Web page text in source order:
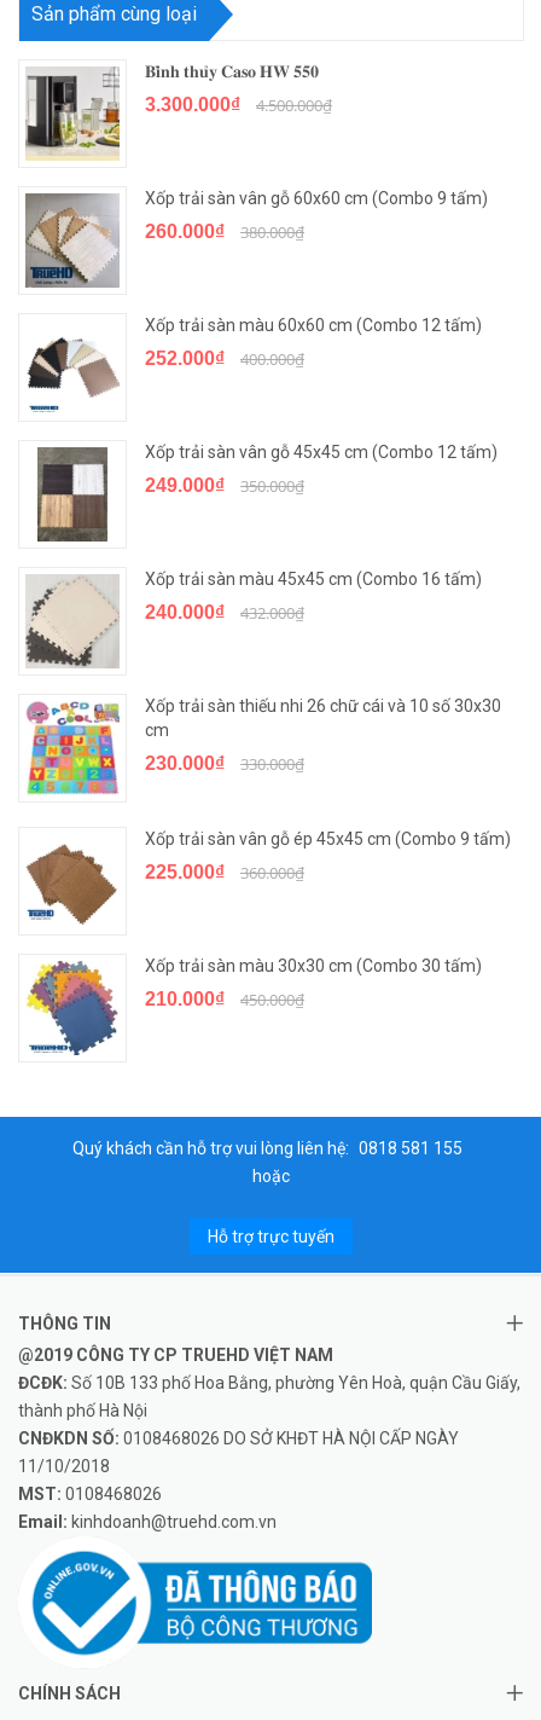
Sản phẩm cùng loại
𝐁𝐢̀𝐧𝐡 𝐭𝐡𝐮̉𝐲 𝐂𝐚𝐬𝐨 𝐇𝐖 𝟓𝟓𝟎
3.300.000₫ 4.500.000₫
Xốp trải sàn vân gỗ 60x60 cm (Combo 9 tấm)
260.000₫ 380.000₫
Xốp trải sàn màu 60x60 cm (Combo 12 tấm)
252.000₫ 400.000₫
Xốp trải sàn vân gỗ 45x45 cm (Combo 12 tấm)
249.000₫ 350.000₫
Xốp trải sàn màu 45x45 cm (Combo 16 tấm)
240.000₫ 432.000₫
Xốp trải sàn thiếu nhi 26 chữ cái và 10 số 30x30
cm
230.000₫ 330.000₫
Xốp trải sàn vân gỗ ép 45x45 cm (Combo 9 tấm)
225.000₫ 360.000₫
Xốp trải sàn màu 30x30 cm (Combo 30 tấm)
210.000₫ 450.000₫
Quý khách cần hỗ trợ vui lòng liên hệ: 0818 581 155
hoặc
Hỗ trợ trực tuyến
THÔNG TIN
@2019 CÔNG TY CP TRUEHD VIỆT NAM
ĐCĐK: Số 10B 133 phố Hoa Bằng, phường Yên Hoà, quận Cầu Giấy,
thành phố Hà Nội
CNĐKDN SỐ: 0108468026 DO SỞ KHĐT HÀ NỘI CẤP NGÀY
11/10/2018
MST: 0108468026
Email: kinhdoanh@truehd.com.vn
CHÍNH SÁCH